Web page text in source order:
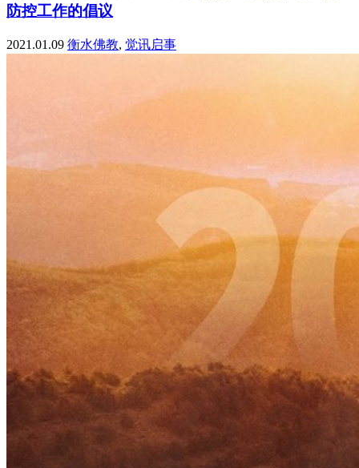
防控工作的倡议
2021.01.09 衡水佛教, 觉讯启事